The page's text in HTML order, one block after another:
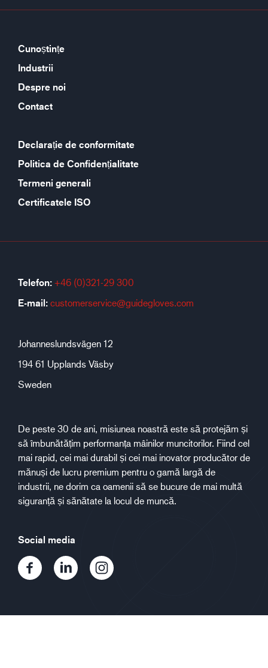
Cunoștințe
Industrii
Despre noi
Contact
Declarație de conformitate
Politica de Confidențialitate
Termeni generali
Certificatele ISO
Telefon: +46 (0)321-29 300
E-mail: customerservice@guidegloves.com
Johanneslundsvägen 12
194 61 Upplands Väsby
Sweden
De peste 30 de ani, misiunea noastră este să protejăm și
să îmbunătățim performanța mâinilor muncitorilor. Fiind cel
mai rapid, cei mai durabil și cei mai inovator producător de
mănuși de lucru premium pentru o gamă largă de
industrii, ne dorim ca oamenii să se bucure de mai multă
siguranță și sănătate la locul de muncă.
Social media